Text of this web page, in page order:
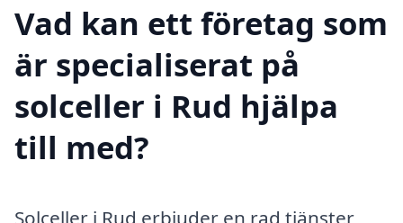
Vad kan ett företag som
är specialiserat på
solceller i Rud hjälpa
till med?
Solceller i Rud erbjuder en rad tjänster